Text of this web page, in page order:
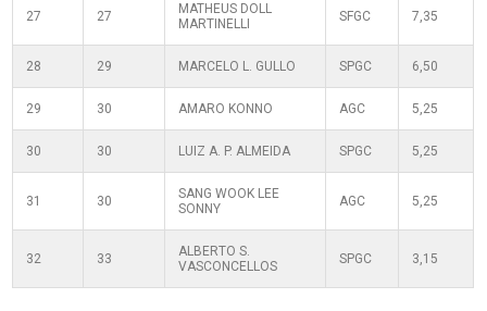
27 27
MATHEUS DOLL
MARTINELLI
SFGC 7,35
28 29 MARCELO L. GULLO SPGC 6,50
29 30 AMARO KONNO AGC 5,25
30 30 LUIZ A. P. ALMEIDA SPGC 5,25
31 30
SANG WOOK LEE
SONNY
AGC 5,25
32 33
ALBERTO S.
VASCONCELLOS
SPGC 3,15